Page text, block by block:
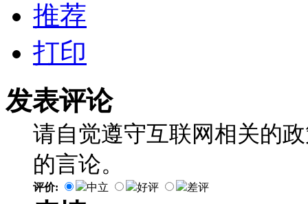
推荐
打印
发表评论
请自觉遵守互联网相关的
的言论。
评价: 中立 好评 差评